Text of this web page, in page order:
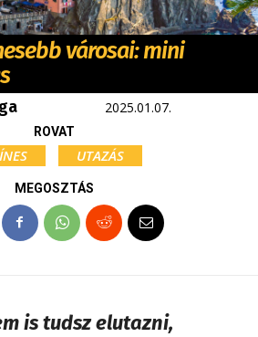
városai: mini
2025.01.07.
ROVAT
UTAZÁS
MEGOSZTÁS
is tudsz elutazni,